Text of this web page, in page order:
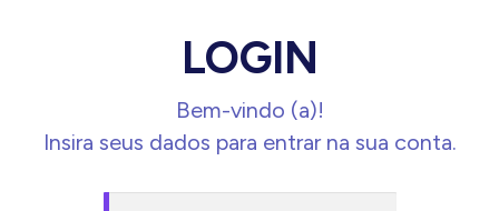
LOGIN
Bem-vindo (a)!
Insira seus dados para entrar na sua conta.